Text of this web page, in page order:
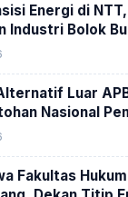
Energi di
Industri Bolok
untuk
Luar
Nasional
Fakultas